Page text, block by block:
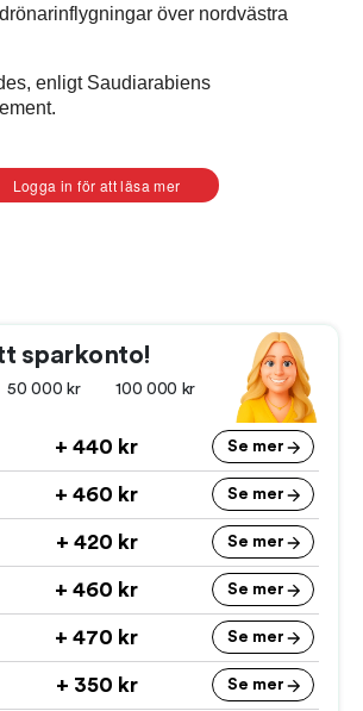
över nordvästra
enligt Saudiarabiens
Logga in för att läsa mer